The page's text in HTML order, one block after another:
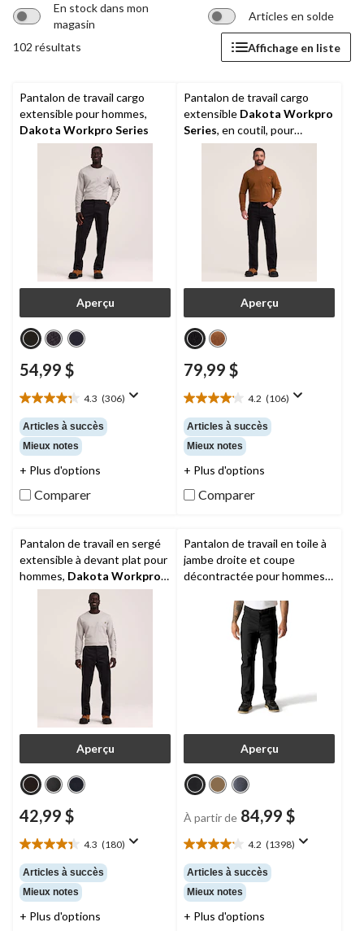
En stock dans mon
magasin
Articles en solde
102 résultats Affichage en liste
Pantalon de travail cargo
extensible pour hommes,
Dakota Workpro Series
Aperçu
54,99 $
4.3 (306)
4.3
étoile(s)
sur
5.
306
Articles à succès
Mieux notes
+ Plus d'options
Comparer
Pantalon de travail cargo
extensible Dakota Workpro
Series, en coutil, pour
hommes
Aperçu
79,99 $
4.2 (106)
4.2
étoile(s)
sur
5.
106
Articles à succès
Mieux notes
+ Plus d'options
Comparer
Pantalon de travail en sergé
extensible à devant plat pour
hommes, Dakota Workpro
Series
Aperçu
42,99 $
4.3 (180)
4.3
étoile(s)
sur
5.
180
Articles à succès
Mieux notes
+ Plus d'options
Pantalon de travail en toile à
jambe droite et coupe
décontractée pour hommes,
Aperçu
À partir de 84,99 $
4.2 (1398)
4.2
étoile(s)
sur
5.
1398
Articles à succès
Mieux notes
+ Plus d'options